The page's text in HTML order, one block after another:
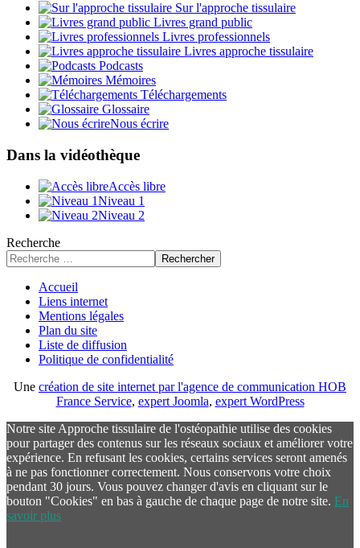
Sur l'approche tissulaire
Livres grand public
Livres professionnels
Livres approche tissulaire
Podcasts
Mémoires
Téléchargements
Glossaire
Nous écrire
Dans la vidéothèque
Accès libre
Niveau 1
Niveau 2
Recherche
Rechercher
Accueil
Liens internet
Mentions légales
Plan du site
Liste de diffusion
Politique de confidentialité
Une création de site internet par l'agence de communication HOB
France Service, expert Joomla, expert WordPress
Notre site Approche tissulaire de l'ostéopathie utilise des cookies
pour partager des contenus sur les réseaux sociaux et améliorer votre
expérience. En refusant les cookies, certains services seront amenés
à ne pas fonctionner correctement. Nous conservons votre choix
pendant 30 jours. Vous pouvez changer d'avis en cliquant sur le
bouton "Cookies" en bas à gauche de chaque page de notre site. En
savoir plus